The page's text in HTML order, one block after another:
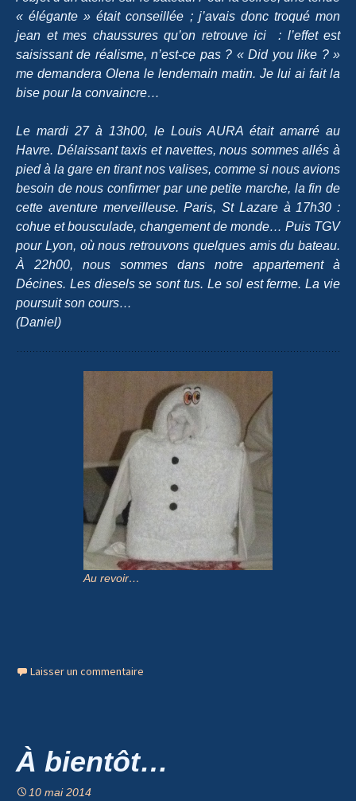
« élégante » était conseillée ; j’avais donc troqué mon
jean et mes chaussures qu’on retrouve ici : l’effet est
saisissant de réalisme, n’est-ce pas ? «Did you like ?»
me demandera Olena le lendemain matin. Je lui ai fait la
bise pour la convaincre…
Le mardi 27 à 13h00, le Louis AURA était amarré au
Havre. Délaissant taxis et navettes, nous sommes allés à
pied à la gare en tirant nos valises, comme si nous avions
besoin de nous confirmer par une petite marche, la finde
cette aventure merveilleuse. Paris, St Lazare à 17h30 :
cohue et bousculade, changement de monde… Puis TGV
pour Lyon, où nous retrouvons quelques amis du bateau.
À 22h00, nous sommes dans notre appartement à
Décines. Les diesels se sont tus. Le sol est ferme. La vie
poursuit son cours…
(Daniel)
Au revoir…
Laisser un commentaire
À bientôt…
10 mai 2014